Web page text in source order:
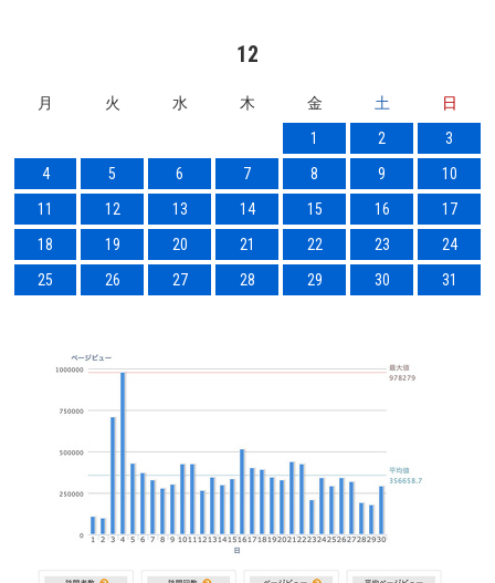
12
月 火 水 木 金 土
日
1
2
3
4
5 6 7 8 9
10
11
12 13 14 15 16
17
18
19 20 21 22 23
24
25
26 27 28 29 30 31